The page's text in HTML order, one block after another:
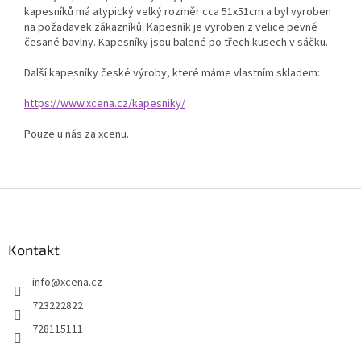
kapesníků má atypický velký rozměr cca 51x51cm a byl vyroben
na požadavek zákazníků. Kapesník je vyroben z velice pevné
česané bavlny. Kapesníky jsou balené po třech kusech v sáčku.
Další kapesníky české výroby, které máme vlastním skladem:
https://www.xcena.cz/kapesniky/
Pouze u nás za xcenu.
Kontakt
info@xcena.cz
723222822
728115111